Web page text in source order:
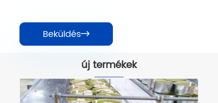
Beküldés
új termékek